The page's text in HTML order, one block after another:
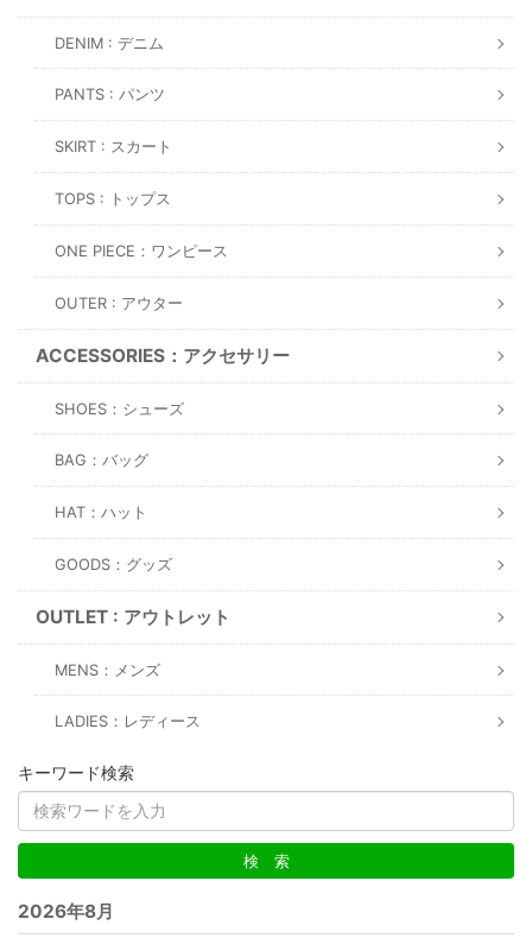
DENIM : デニム
PANTS : パンツ
SKIRT : スカート
TOPS : トップス
ONE PIECE：ワンピース
OUTER : アウター
ACCESSORIES：アクセサリー
SHOES：シューズ
BAG：バッグ
HAT：ハット
GOODS：グッズ
OUTLET : アウトレット
MENS：メンズ
LADIES：レディース
キーワード検索
2026年8月